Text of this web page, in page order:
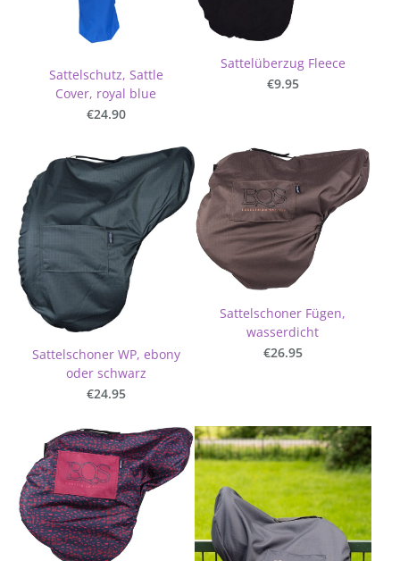
Sattelschutz, Sattle
Cover, royal blue
€24.90
Sattelüberzug Fleece
€9.95
Sattelschoner WP, ebony
oder schwarz
€24.95
Sattelschoner Fügen,
wasserdicht
€26.95